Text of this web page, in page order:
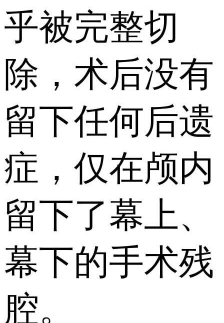
乎被完整切
除，术后没有
留下任何后遗
症，仅在颅内
留下了幕上、
幕下的手术残
腔。